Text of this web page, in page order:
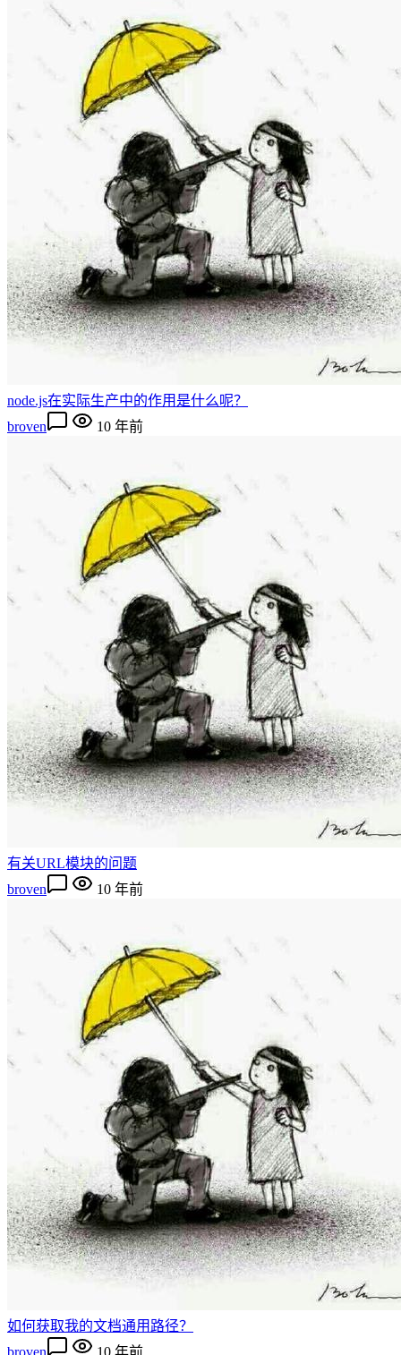
node.js在实际生产中的作用是什么呢？
broven
10 年前
有关URL模块的问题
broven
10 年前
如何获取我的文档通用路径？
broven
10 年前